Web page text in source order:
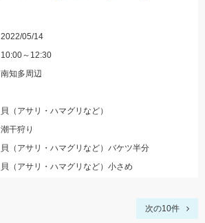
2022/05/14
10:00～12:30
南知多周辺
貝（アサリ・ハマグリなど）
潮干狩り
貝（アサリ・ハマグリなど）バケツ半分
貝（アサリ・ハマグリなど）小さめ
次の10件